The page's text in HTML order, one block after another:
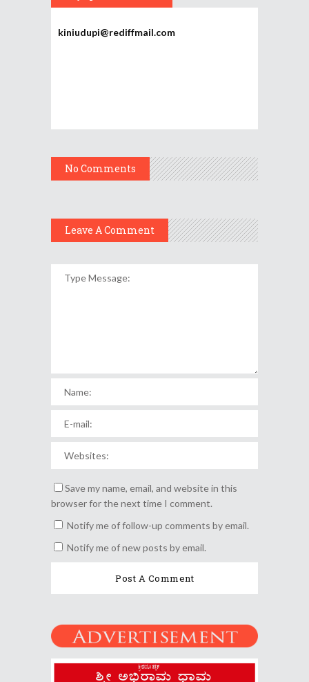
kiniudupi@rediffmail.com
No Comments
Leave A Comment
Save my name, email, and website in this
browser for the next time I comment.
Notify me of follow-up comments by email.
Notify me of new posts by email.